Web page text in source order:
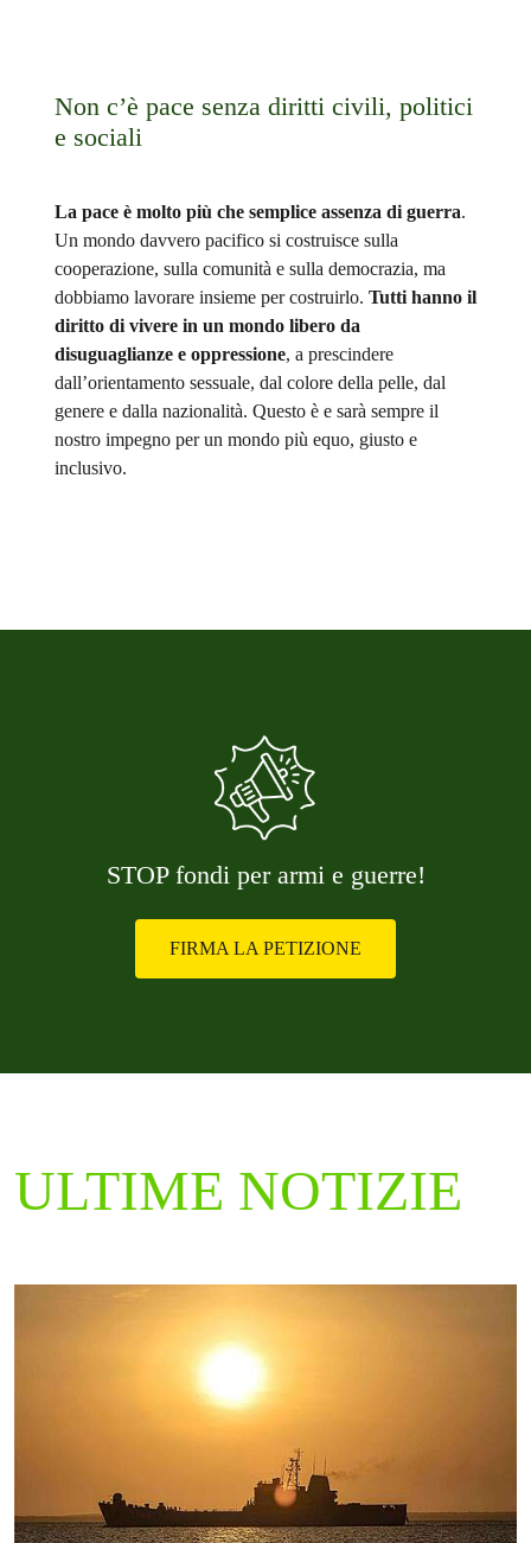
Non c’è pace senza diritti civili, politici
e sociali
La pace è molto più che semplice assenza di guerra.
Un mondo davvero pacifico si costruisce sulla
cooperazione, sulla comunità e sulla democrazia, ma
dobbiamo lavorare insieme per costruirlo. Tutti hanno il
diritto di vivere in un mondo libero da
disuguaglianze e oppressione, a prescindere
dall’orientamento sessuale, dal colore della pelle, dal
genere e dalla nazionalità. Questo è e sarà sempre il
nostro impegno per un mondo più equo, giusto e
inclusivo.
STOP fondi per armi e guerre!
FIRMA LA PETIZIONE
ULTIME NOTIZIE